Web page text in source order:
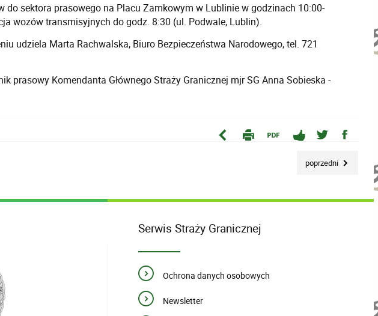
do sektora prasowego na Placu Zamkowym w Lublinie w godzinach 10:00-
wozów transmisyjnych do godz. 8:30 (ul. Podwale, Lublin).
udziela Marta Rachwalska, Biuro Bezpieczeństwa Narodowego, tel. 721
prasowy Komendanta Głównego Straży Granicznej mjr SG Anna Sobieska -
poprzedni
Serwis Straży Granicznej
Ochrona danych osobowych
Newsletter